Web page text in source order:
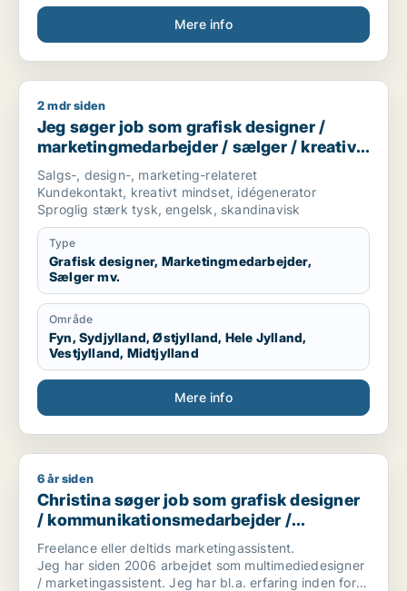
bruger sine hænder. Nye tekknologier some AI/KI.
Internationale virksomheder.
Mere info
Jeg søger job som grafisk designer /
2 mdr siden
Jeg søger job som grafisk designer /
marketingmedarbejder / sælger / kreativ
medarbejder / produktspecialist
Salgs-, design-, marketing-relateret
Kundekontakt, kreativt mindset, idégenerator
Sproglig stærk tysk, engelsk, skandinavisk
Type
Grafisk designer, Marketingmedarbejder,
Sælger mv.
Område
Fyn, Sydjylland, Østjylland, Hele Jylland,
Vestjylland, Midtjylland
Mere info
Christina søger job som grafisk designer /
6 år siden
Christina søger job som grafisk designer
/ kommunikationsmedarbejder /
marketingmedarbejder / kreativ
medarbejder
Freelance eller deltids marketingassistent.
Jeg har siden 2006 arbejdet som multimediedesigner
/ marketingassistent. Jeg har bl.a. erfaring inden for